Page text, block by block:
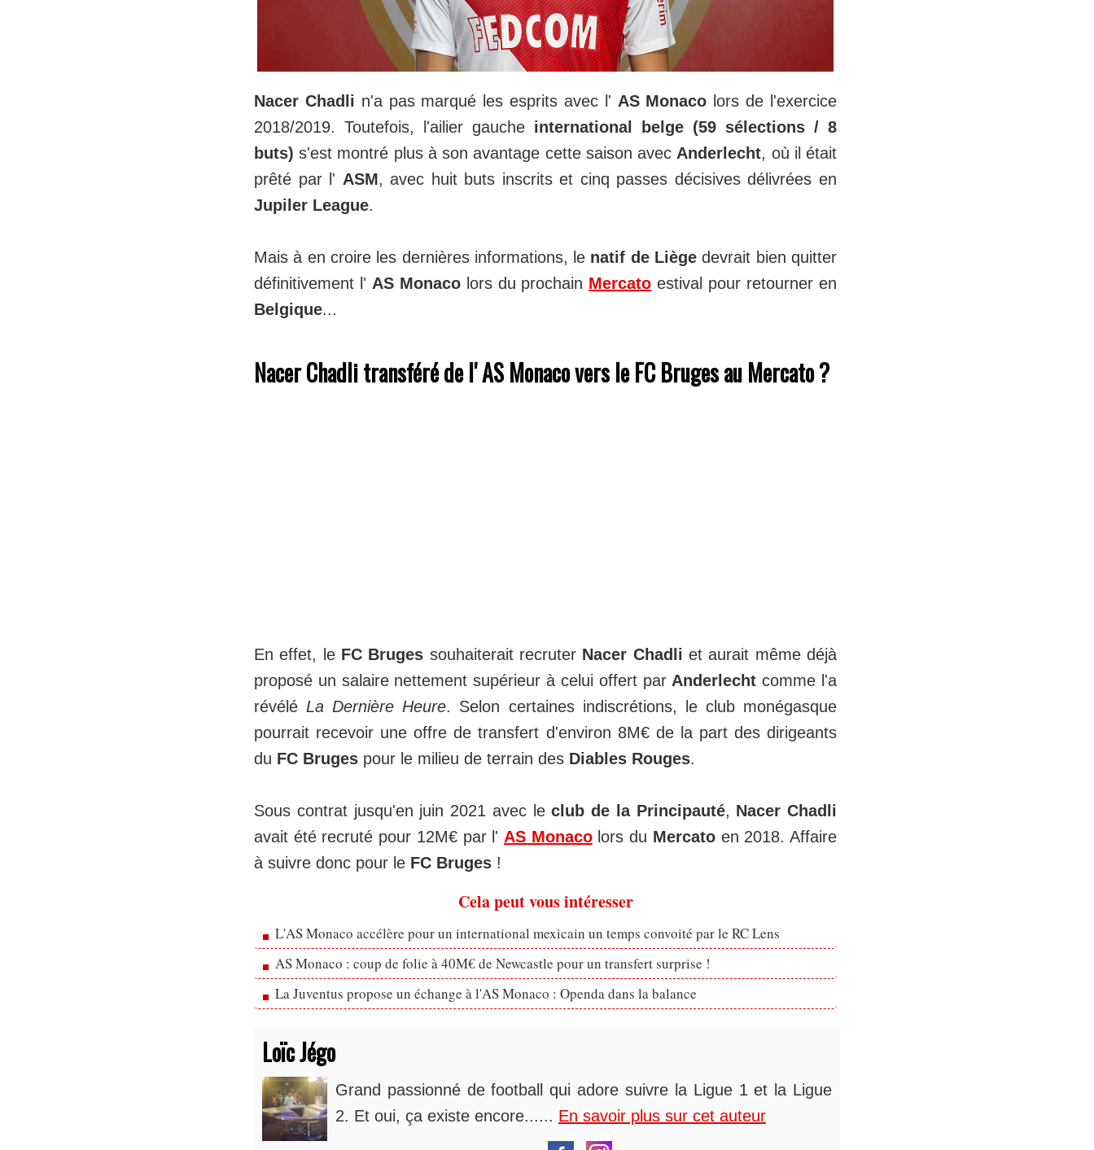
Nacer Chadli n'a pas marqué les esprits avec l' AS Monaco lors de l'exercice
2018/2019. Toutefois, l'ailier gauche international belge (59 sélections / 8
buts) s'est montré plus à son avantage cette saison avec Anderlecht, où il était
prêté par l' ASM, avec huit buts inscrits et cinq passes décisives délivrées en
Jupiler League.
Mais à en croire les dernières informations, le natif de Liège devrait bien quitter
définitivement l' AS Monacolors du prochain Mercato estival pour retourner en
Belgique...
Nacer Chadli transféré de l' AS Monaco vers le FC Bruges au Mercato ?
En effet, le FC Bruges souhaiterait recruter Nacer Chadli et aurait même déjà
proposé un salaire nettement supérieur à celui offert par Anderlecht comme l'a
révélé La Dernière Heure. Selon certaines indiscrétions, le club monégasque
pourrait recevoir une offre de transfert d'environ 8M€ de la part des dirigeants
du FC Bruges pour le milieu de terrain des Diables Rouges.
Sous contrat jusqu'en juin 2021 avec leclub de la Principauté, Nacer Chadli
avait été recruté pour 12M€ par l' AS Monacolors du Mercatoen 2018. Affaire
à suivre donc pour le FC Bruges !
Cela peut vous intéresser
L'AS Monaco accélère pour un international mexicain un temps convoité par le RC Lens
AS Monaco : coup de folie à 40M€ de Newcastle pour un transfert surprise !
La Juventus propose un échange à l'AS Monaco : Openda dans la balance
Loïc Jégo
Grand passionné de football qui adore suivre la Ligue 1 et la Ligue
2. Et oui, ça existe encore...... En savoir plus sur cet auteur